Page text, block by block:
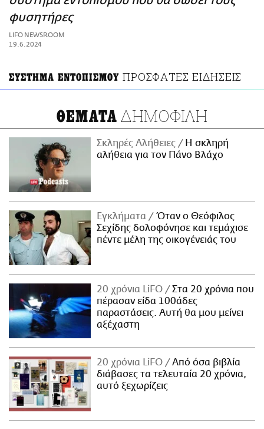
ΑΜΠΑ
PRINT
φυσητήρες
LIFO NEWSROOM
19.6.2024
ΣΥΣΤΗΜΑ ΕΝΤΟΠΙΣΜΟΥ ΠΡΟΣΦΑΤΕΣ ΕΙΔΗΣΕΙΣ
ΘΕΜΑΤΑ ΔΗΜΟΦΙΛΗ
Σκληρές Αλήθειες
H σκληρή
αλήθεια για τον Πάνο Βλάχο
Εγκλήματα
Όταν ο Θεόφιλος
Σεχίδης δολοφόνησε και τεμάχισε
πέντε μέλη της οικογένειάς του
20 χρόνια LiFO
Στα 20 χρόνια που
πέρασαν είδα 100άδες
παραστάσεις. Αυτή θα μου μείνει
αξέχαστη
20 χρόνια LiFO
Από όσα βιβλία
διάβασες τα τελευταία 20 χρόνια,
αυτό ξεχωρίζεις